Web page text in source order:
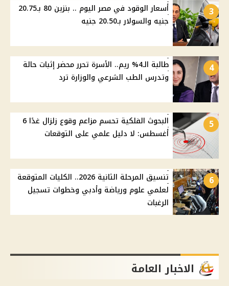
3
أسعار الوقود في مصر اليوم .. بنزين 80 بـ20.75
جنيه والسولار بـ20.50 جنيه
4
طالبة الـ4% ريم.. الأسرة تحرر محضر إثبات حالة
وتدرس الطب الشرعي والوزارة ترد
5
البحوث الفلكية تحسم مزاعم وقوع زلزال غدًا 6
أغسطس: لا دليل علمي على التوقعات
6
تنسيق المرحلة الثانية 2026.. الكليات المتوقعة
لعلمي علوم ورياضة وأدبي وخطوات تسجيل
الرغبات
الاخبار العامة